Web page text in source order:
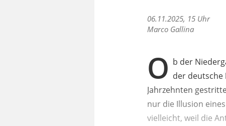
06.11.2025, 15 Uhr
Marco Gallina
O b der
der deutsche
Jahrzehnten
nur die Illusion
vielleicht, weil die